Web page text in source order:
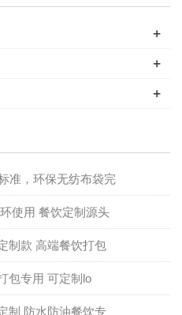
+
+
+
准，环保无纺布袋完
使用 餐饮定制源头
制款 高端餐饮打包
包专用 可定制lo
制 防水防油餐饮专